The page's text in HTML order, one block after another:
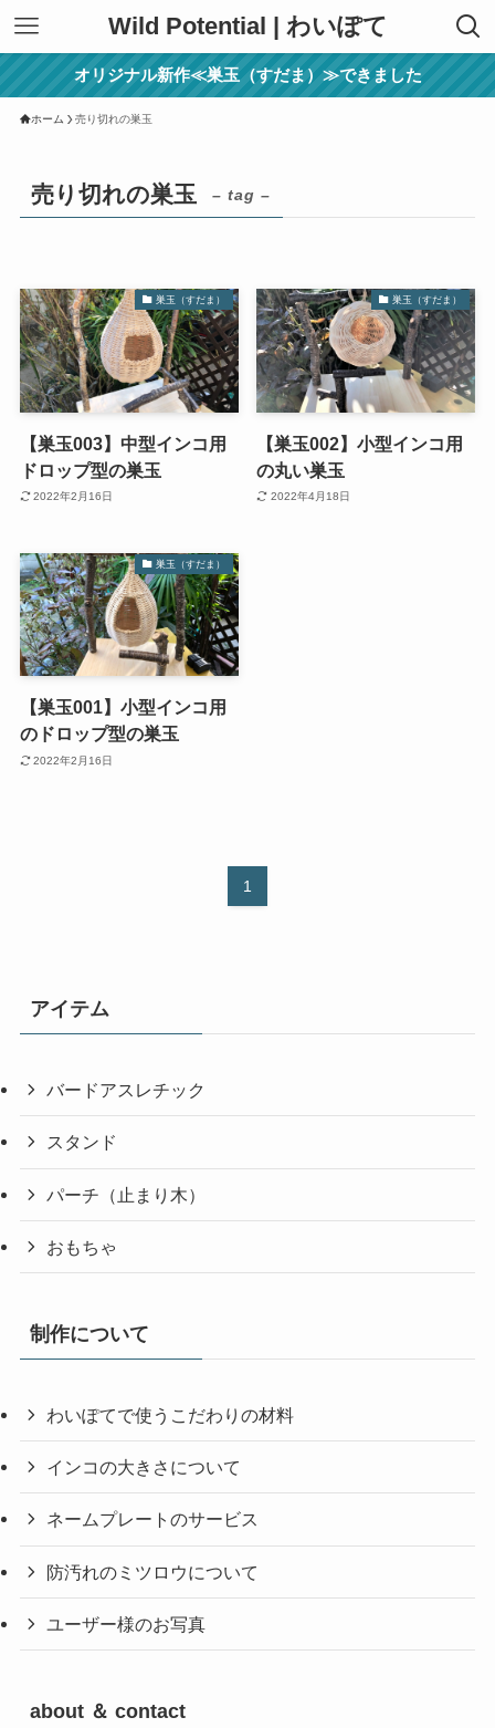
Wild Potential | わいぽて
オリジナル新作≪巣玉（すだま）≫できました
ホーム 売り切れの巣玉
売り切れの巣玉 – tag –
巣玉（すだま）
【巣玉003】中型インコ用
ドロップ型の巣玉
2022年2月16日
巣玉（すだま）
【巣玉002】小型インコ用
の丸い巣玉
2022年4月18日
巣玉（すだま）
【巣玉001】小型インコ用
のドロップ型の巣玉
2022年2月16日
1
アイテム
バードアスレチック
スタンド
パーチ（止まり木）
おもちゃ
制作について
わいぽてで使うこだわりの材料
インコの大きさについて
ネームプレートのサービス
防汚れのミツロウについて
ユーザー様のお写真
about ＆ contact